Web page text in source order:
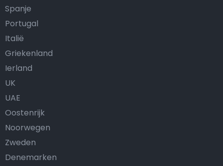
Spanje
Portugal
Italië
Griekenland
Ierland
UK
UAE
Oostenrijk
Noorwegen
Zweden
Denemarken